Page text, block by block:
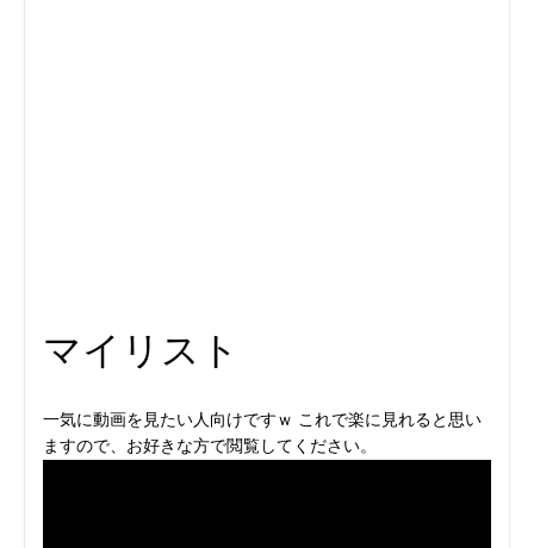
マイリスト
一気に動画を見たい人向けですｗ これで楽に見れると思い
ますので、お好きな方で閲覧してください。